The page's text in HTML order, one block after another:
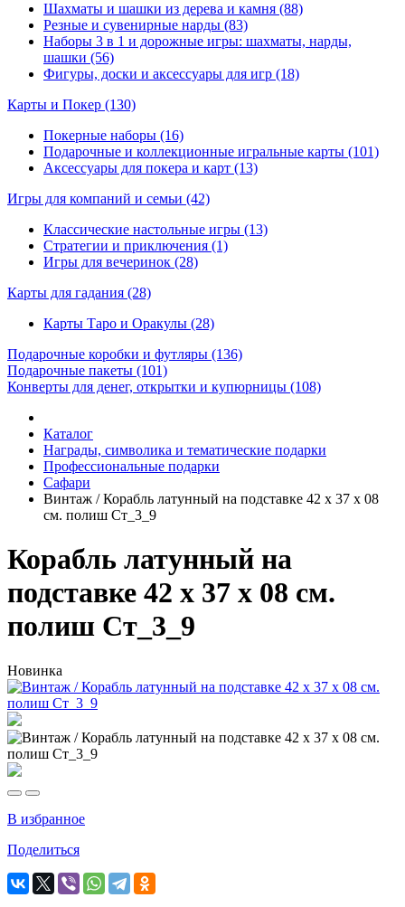
Шахматы и шашки из дерева и камня (88)
Резные и сувенирные нарды (83)
Наборы 3 в 1 и дорожные игры: шахматы, нарды,
шашки (56)
Фигуры, доски и аксессуары для игр (18)
Карты и Покер (130)
Покерные наборы (16)
Подарочные и коллекционные игральные карты (101)
Аксессуары для покера и карт (13)
Игры для компаний и семьи (42)
Классические настольные игры (13)
Стратегии и приключения (1)
Игры для вечеринок (28)
Карты для гадания (28)
Карты Таро и Оракулы (28)
Подарочные коробки и футляры (136)
Подарочные пакеты (101)
Конверты для денег, открытки и купюрницы (108)
Каталог
Награды, символика и тематические подарки
Профессиональные подарки
Сафари
Винтаж / Корабль латунный на подставке 42 х 37 х 08
см. полиш Ст_3_9
Корабль латунный на
подставке 42 х 37 х 08 см.
полиш Ст_3_9
Новинка
В избранное
Поделиться